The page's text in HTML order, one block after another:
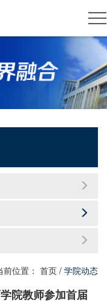
前位置： 首页 / 学院动态
院教师参加首届